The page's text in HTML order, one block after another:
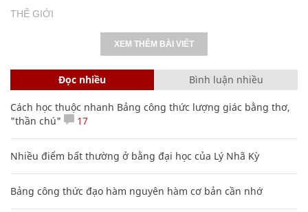
THẾ GIỚI
XEM THÊM BÀI VIẾT
Đọc nhiều Bình luận nhiều
Cách học thuộc nhanh Bảng công thức lượng giác bằng thơ,
"thần chú"
17
Nhiều điểm bất thường ở bằng đại học của Lý Nhã Kỳ
Bảng công thức đạo hàm nguyên hàm cơ bản cần nhớ